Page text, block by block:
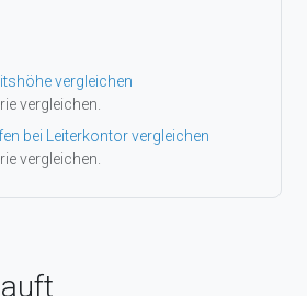
vergleichen
vergleichen.
bei Leiterkontor vergleichen
vergleichen.